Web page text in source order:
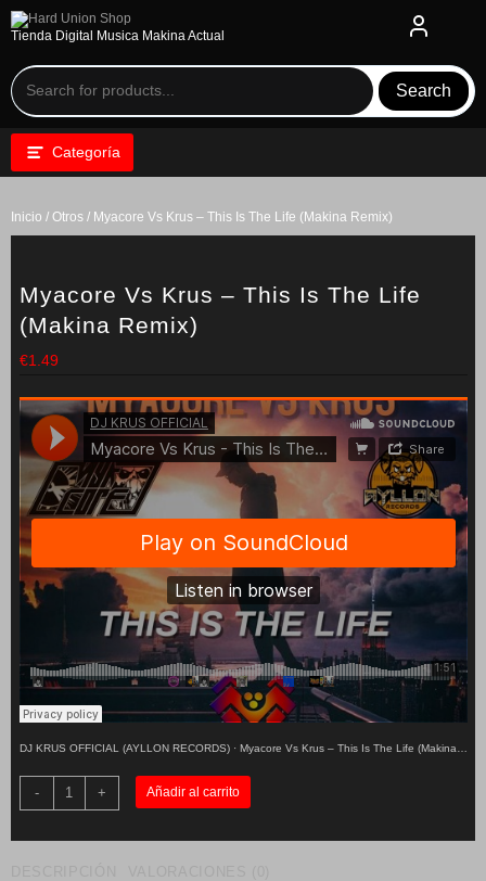
contenido
Tienda Digital Musica Makina Actual
Search
Categoría
Inicio / Otros / Myacore Vs Krus – This Is The Life (Makina Remix)
Myacore Vs Krus – This Is The Life
(Makina Remix)
€1.49
DJ KRUS OFFICIAL (AYLLON RECORDS)· Myacore Vs Krus – This Is The Life (Makina Remix) YA A LA VENTA!
-
Myacore
Vs
Krus
This
+ Añadir al carrito